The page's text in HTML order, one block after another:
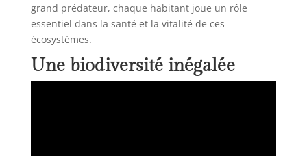
grand prédateur, chaque habitant joue un rôle
essentiel dans la santé et la vitalité de ces
écosystèmes.
Une biodiversité inégalée